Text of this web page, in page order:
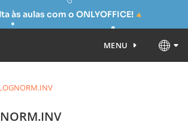
às aulas com o ONLYOFFICE!
MENU